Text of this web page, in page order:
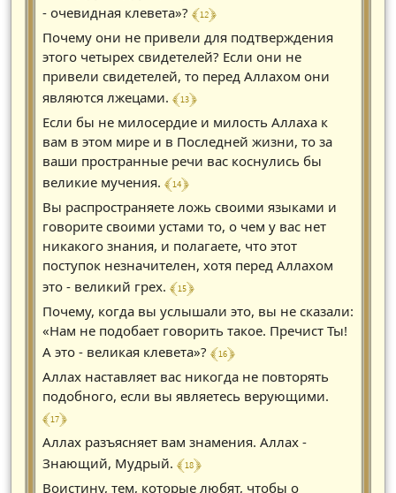
- очевидная клевета»? ﴾ 12 ﴿
Почему они не привели для подтверждения
этого четырех свидетелей? Если они не
привели свидетелей, то перед Аллахом они
являются лжецами. ﴾ 13 ﴿
Если бы не милосердие и милость Аллаха к
вам в этом мире и в Последней жизни, то за
ваши пространные речи вас коснулись бы
великие мучения. ﴾ 14 ﴿
Вы распространяете ложь своими языками и
говорите своими устами то, о чем у вас нет
никакого знания, и полагаете, что этот
поступок незначителен, хотя перед Аллахом
это - великий грех. ﴾ 15 ﴿
Почему, когда вы услышали это, вы не сказали:
«Нам не подобает говорить такое. Пречист Ты!
А это - великая клевета»? ﴾ 16 ﴿
Аллах наставляет вас никогда не повторять
подобного, если вы являетесь верующими.
﴾ 17 ﴿
Аллах разъясняет вам знамения. Аллах -
Знающий, Мудрый. ﴾ 18 ﴿
Воистину, тем, которые любят, чтобы о